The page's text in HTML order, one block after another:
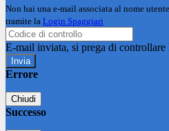
Non hai una e-mail associata al nome
tramite la Login Spaggiari
E-mail inviata, si prega di controllare
Errore
Chiudi
Successo